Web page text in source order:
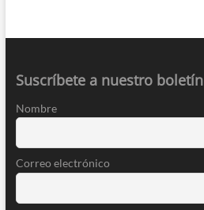
Suscríbete a nuestro boletín
Nombre
Correo electrónico